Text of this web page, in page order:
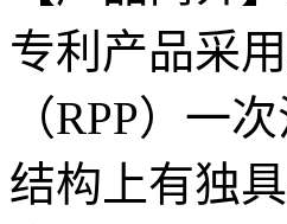
专利产品采
（RPP）一
结构上有独